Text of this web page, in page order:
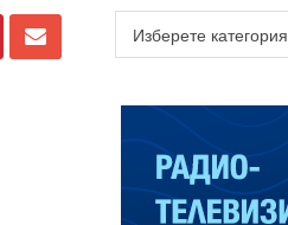
Изберете категория